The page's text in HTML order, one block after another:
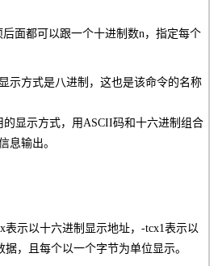
面都可以跟一个十进制数n，指定每个
示方式是八进制，这也是该命令的名称
的显示方式，用ASCII码和十六进制组合
息输出。
表示以十六进制显示地址，-tcx1表示以
，且每个以一个字节为单位显示。